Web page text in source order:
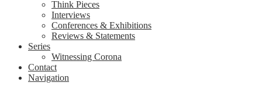
Think Pieces
Interviews
Conferences & Exhibitions
Reviews & Statements
Series
Witnessing Corona
Contact
Navigation